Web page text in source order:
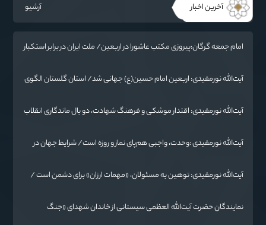
آخرین اخبار آرشیو
امام جمعه گرگان:پیروزی مکتب عاشورا در اربعین/ ملت ایران در برابر استکبار
آیت‌الله نورمفیدی: اربعین امام حسین(ع) جهانی شد/ استان گلستان الگوی
آیت‌الله نورمفیدی: اقتدار موشکی و فرهنگ شهادت، دو بال ماندگاری انقلاب
آیت‌الله نورمفیدی :وحدت، واجبی هم‌پای نماز و روزه است/ شرایط جهان در
آیت‌الله نورمفیدی: توهین به مسئولان، «مهمات ارزان» برای دشمن است /
نمایندگان حضرت آیت‌الله العظمی سیستانی از خاندان شهدای «جنگ